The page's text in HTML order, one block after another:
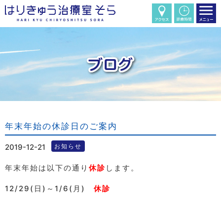
年末年始の休診日のご案内
2019-12-21 お知らせ
年末年始は以下の通り 休診 します。
12/29(日)～1/6(月) 休診